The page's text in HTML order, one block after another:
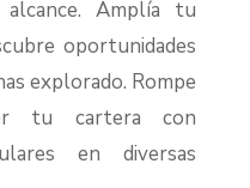
Amplía tu
oportunidades
explorado. Rompe
tu cartera con
en diversas